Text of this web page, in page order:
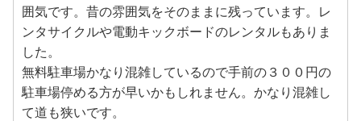
囲気です。昔の雰囲気をそのままに残っています。レ
ンタサイクルや電動キックボードのレンタルもありま
した。
無料駐車場かなり混雑しているので手前の３００円の
駐車場停める方が早いかもしれません。かなり混雑し
て道も狭いです。